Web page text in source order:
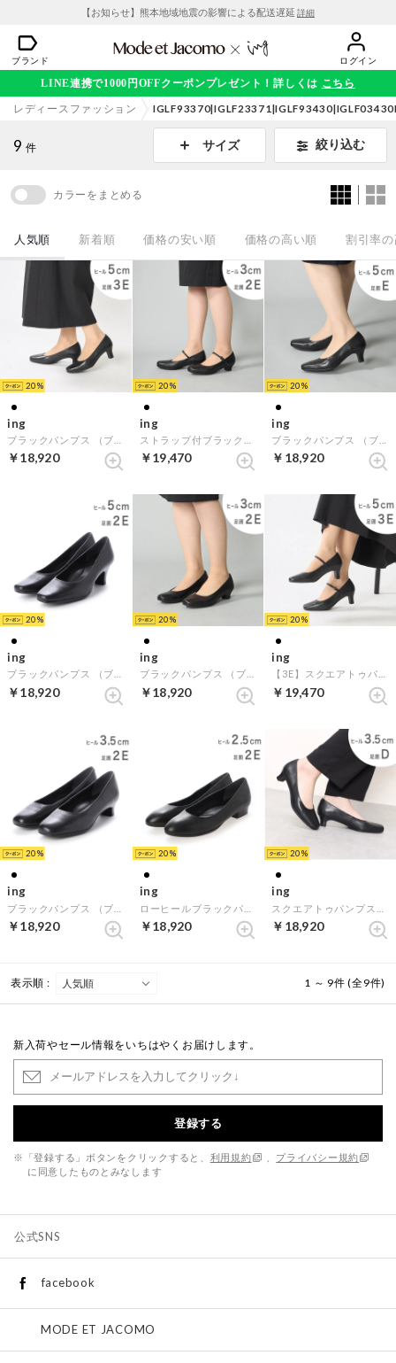
【お知らせ】熊本地域地震の影響による配送遅延 詳細
ブランド ログイン
LINE連携で1000円OFFクーポンプレゼント！詳しくは こちら
レディースファッション
9 件 サイズ 絞り込む
カラーをまとめる
人気順 新着順 価格の安い順 価格の高い順 割引率
20
ing
￥18,920
20
ing
￥19,470
20
ing
￥18,920
20
ing
￥18,920
20
ing
￥18,920
20
ing
￥19,470
20
ing
￥18,920
20
ing
￥18,920
20
ing
￥18,920
表示順 : 1 ～ 9件 (全9件)
新入荷やセール情報をいちはやくお届けします。
登録する
※「登録する」ボタンをクリックすると、 利用規約
プライバシー規約
に同意したものとみなします
公式SNS
facebook
MODE ET JACOMO